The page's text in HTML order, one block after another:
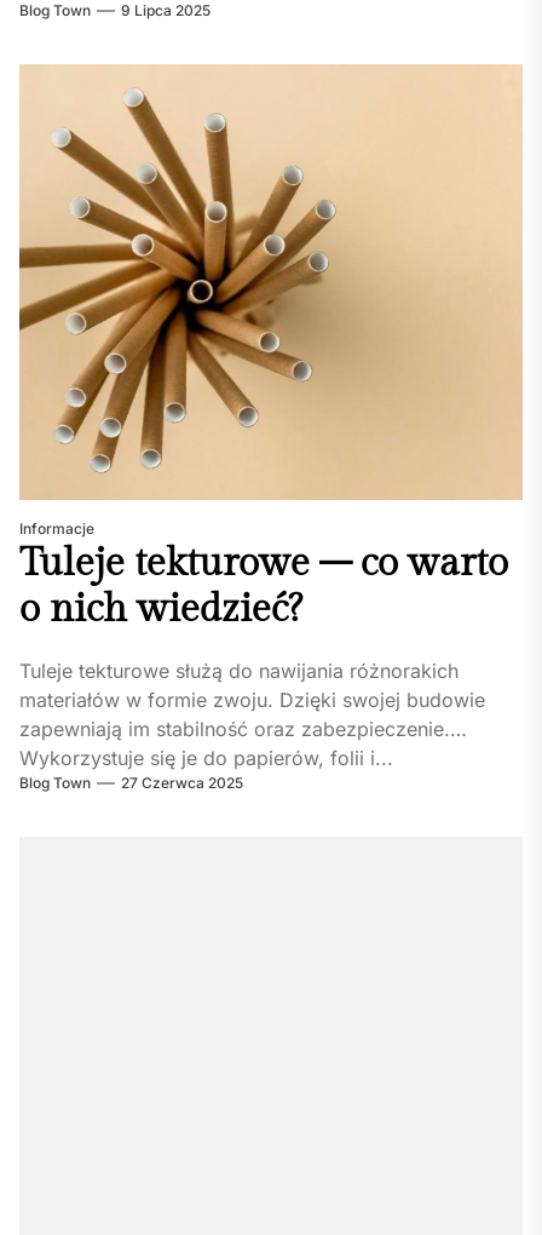
oferuje szeroką...
Blog Town 9 Lipca 2025
Informacje
Tuleje tekturowe – co warto
o nich wiedzieć?
Tuleje tekturowe służą do nawijania różnorakich
materiałów w formie zwoju. Dzięki swojej budowie
zapewniają im stabilność oraz zabezpieczenie.
Wykorzystuje się je do papierów, folii i...
Blog Town 27 Czerwca 2025